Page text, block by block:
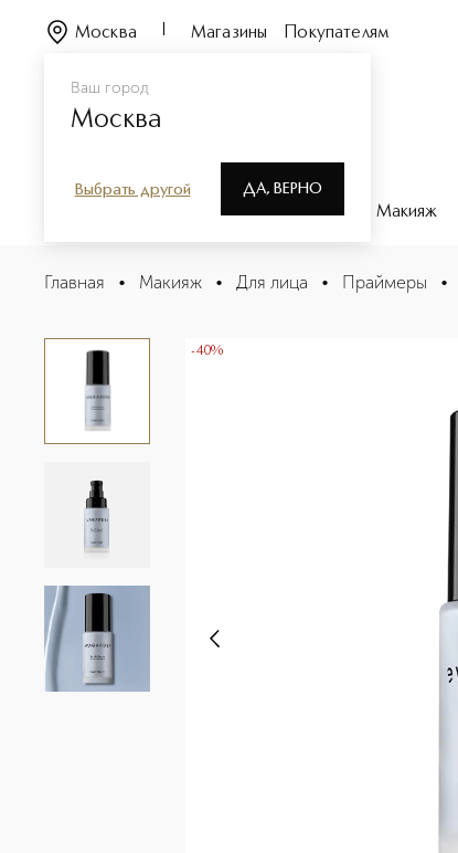
Ваш город
Москва
Выбрать другой ДА, ВЕРНО
Москва Магазины Покупателям
Парфюмерия Макияж
Flare primer Праймер с эффектом сияния
Описание
Главная • Макияж • Для лица • Праймеры •
-40%